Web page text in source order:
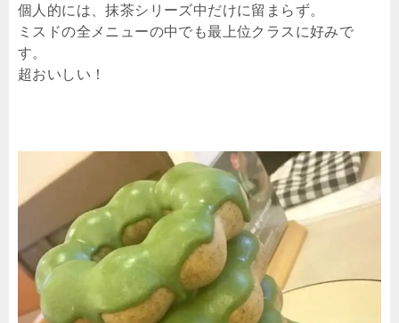
個人的には、抹茶シリーズ中だけに留まらず。
ミスドの全メニューの中でも最上位クラスに好みで
す。
超おいしい！